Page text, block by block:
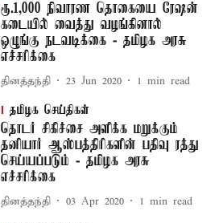
ரூ.1,000 நிவாரண தொகையை ரேஷன்
கடையில் வைத்து வழங்கினால்
ஒழுங்கு நடவடிக்கை - தமிழக அரசு
எச்சரிக்கை
தினத்தந்தி 23 Jun 2020 1 min read
தமிழக செய்திகள்
தொடர் சிகிச்சை அளிக்க மறுக்கும்
தனியார் ஆஸ்பத்திரிகளின் பதிவு ரத்து
செய்யப்படும் - தமிழக அரசு
எச்சரிக்கை
தினத்தந்தி 03 Apr 2020 1 min read